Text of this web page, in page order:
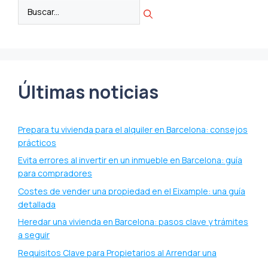
Últimas noticias
Prepara tu vivienda para el alquiler en Barcelona: consejos
prácticos
Evita errores al invertir en un inmueble en Barcelona: guía
para compradores
Costes de vender una propiedad en el Eixample: una guía
detallada
Heredar una vivienda en Barcelona: pasos clave y trámites
a seguir
Requisitos Clave para Propietarios al Arrendar una